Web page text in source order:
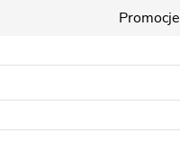
Promocje